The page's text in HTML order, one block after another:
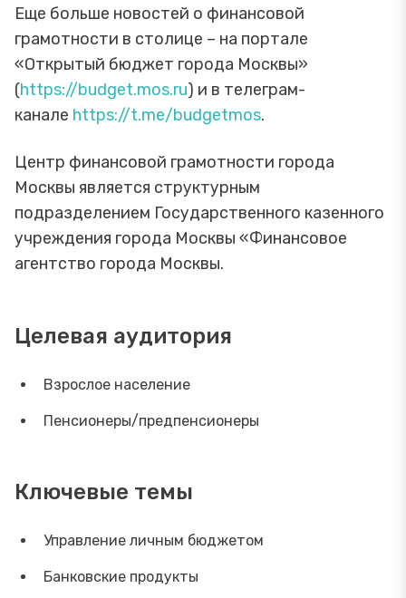
Еще больше новостей о финансовой
грамотности в столице – на портале
«Открытый бюджет города Москвы»
(https://budget.mos.ru) и в телеграм-
канале https://t.me/budgetmos.
Центр финансовой грамотности города
Москвы является структурным
подразделением Государственного казенного
учреждения города Москвы «Финансовое
агентство города Москвы.
Целевая аудитория
Взрослое население
Пенсионеры/предпенсионеры
Ключевые темы
Управление личным бюджетом
Банковские продукты